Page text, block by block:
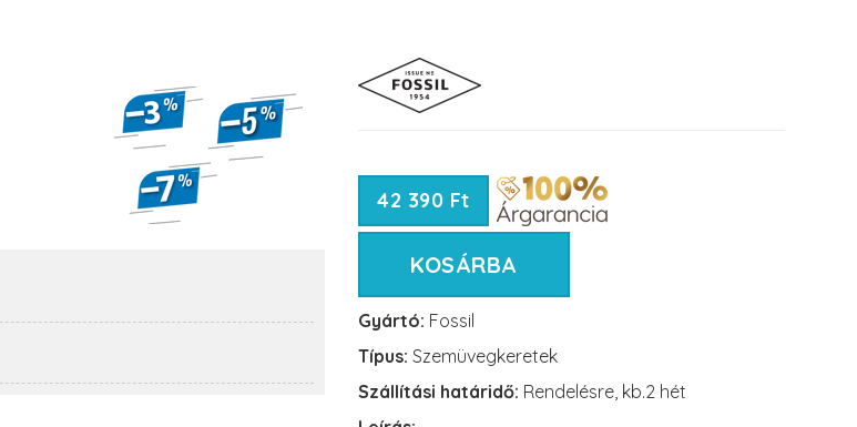
42 390 Ft
KOSÁRBA
Gyártó: Fossil
Típus: Szemüvegkeretek
Szállítási határidő: Rendelésre, kb.2 hét